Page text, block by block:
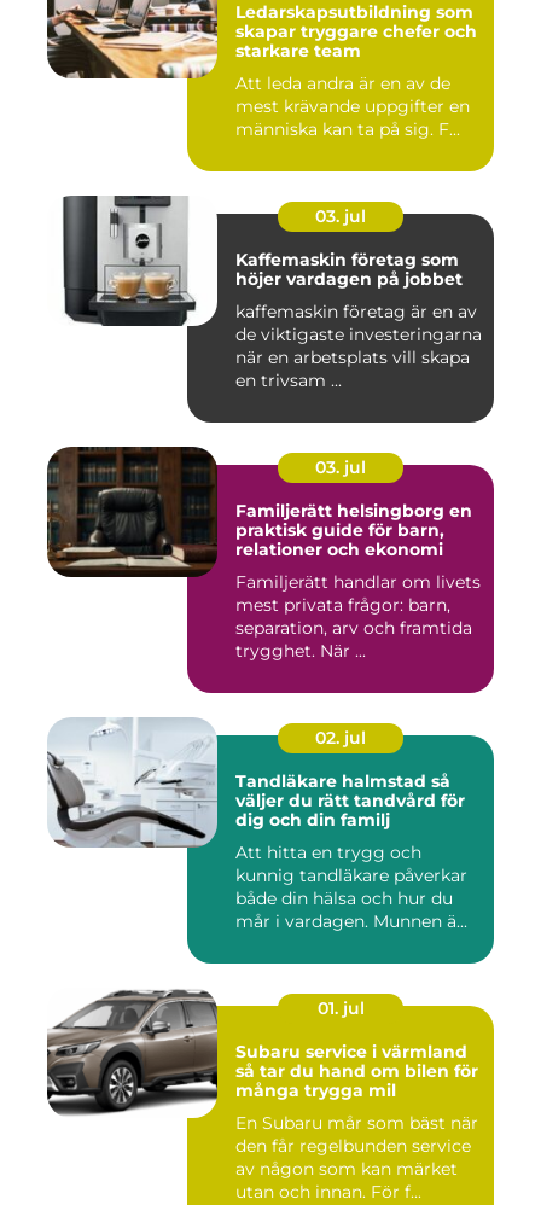
Ledarskapsutbildning som
skapar tryggare chefer och
starkare team
Att leda andra är en av de
mest krävande uppgifter en
människa kan ta på sig. F...
03. jul
Kaffemaskin företag som
höjer vardagen på jobbet
kaffemaskin företag är en av
de viktigaste investeringarna
när en arbetsplats vill skapa
en trivsam ...
03. jul
Familjerätt helsingborg en
praktisk guide för barn,
relationer och ekonomi
Familjerätt handlar om livets
mest privata frågor: barn,
separation, arv och framtida
trygghet. När ...
02. jul
Tandläkare halmstad så
väljer du rätt tandvård för
dig och din familj
Att hitta en trygg och
kunnig tandläkare påverkar
både din hälsa och hur du
mår i vardagen. Munnen ä...
01. jul
Subaru service i värmland
så tar du hand om bilen för
många trygga mil
En Subaru mår som bäst när
den får regelbunden service
av någon som kan märket
utan och innan. För f...